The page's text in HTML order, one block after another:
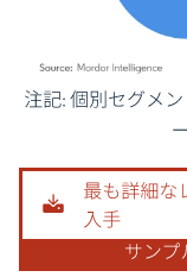
画像 © Mordor